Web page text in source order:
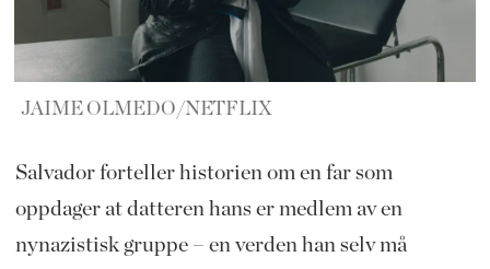
JAIME OLMEDO/NETFLIX
Salvador forteller historien om en far som
oppdager at datteren hans er medlem av en
nynazistisk gruppe – en verden han selv må